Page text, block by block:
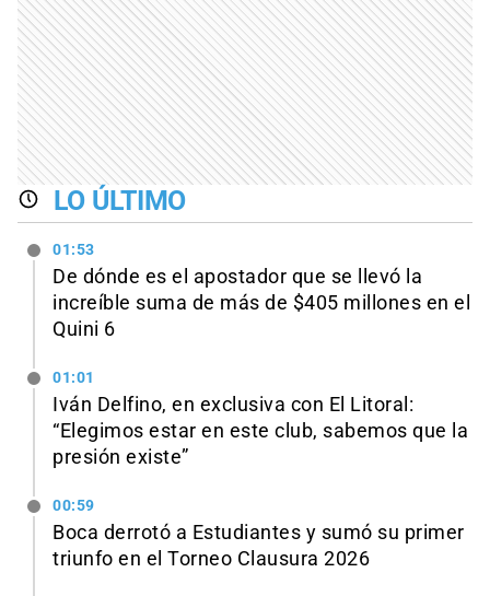
LO ÚLTIMO
01:53
De dónde es el apostador que se llevó la
increíble suma de más de $405 millones en el
Quini 6
01:01
Iván Delfino, en exclusiva con El Litoral:
“Elegimos estar en este club, sabemos que la
presión existe”
00:59
Boca derrotó a Estudiantes y sumó su primer
triunfo en el Torneo Clausura 2026